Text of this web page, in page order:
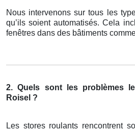
Nous intervenons sur tous les
qu’ils soient automatisés. Cela
fenêtres dans des bâtiments
2. Quels sont les problèmes
Roisel ?
Les stores roulants rencontrent